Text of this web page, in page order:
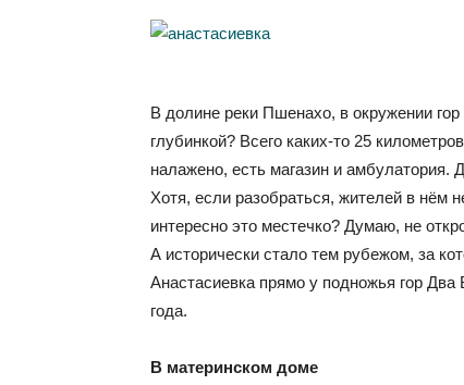
В долине реки Пшенахо, в окружении
глубинкой? Всего каких-то 25
налажено, есть магазин и амбулатория.
Хотя, если разобраться, жителей в нём
интересно это местечко? Думаю, не
А исторически стало тем рубежом, за
Анастасиевка прямо у подножья гор
года.
В материнском доме